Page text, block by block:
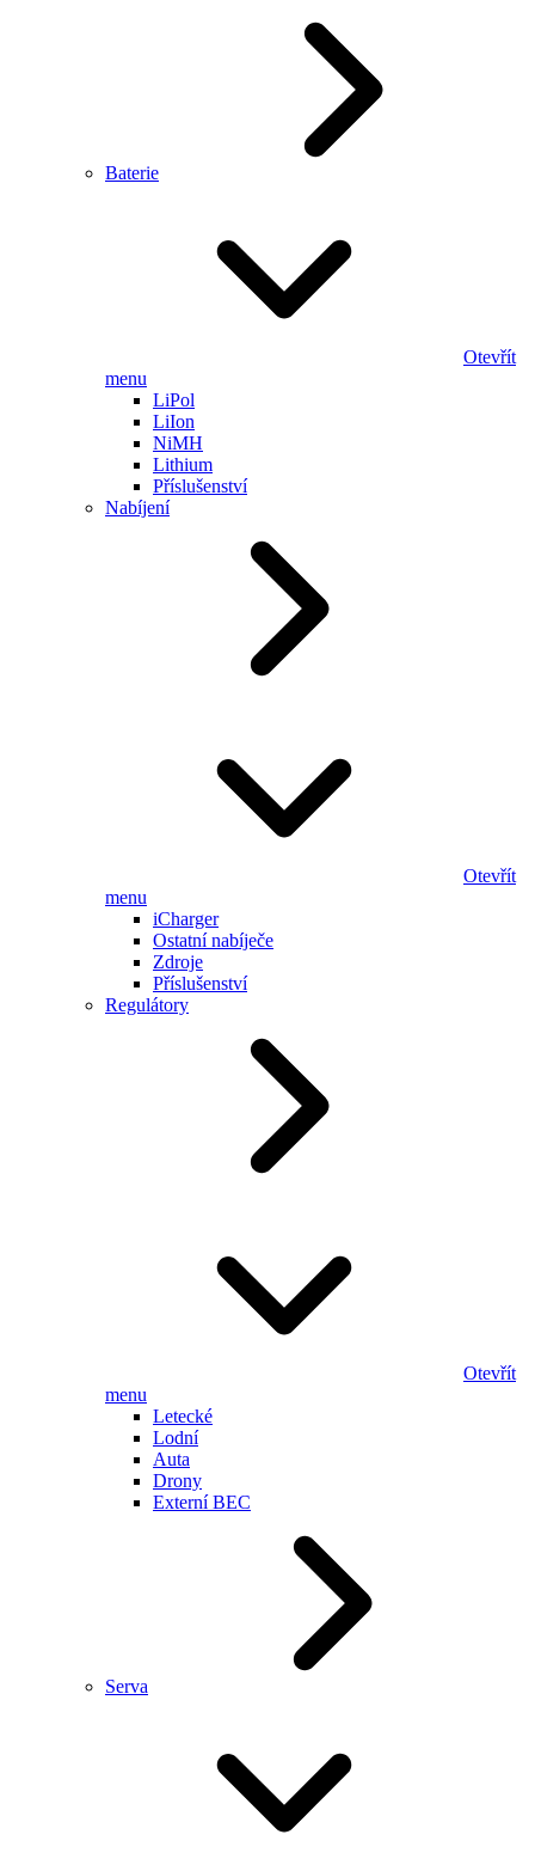
Baterie
Otevřít
menu
LiPol
LiIon
NiMH
Lithium
Příslušenství
Nabíjení
Otevřít
menu
iCharger
Ostatní nabíječe
Zdroje
Příslušenství
Regulátory
Otevřít
menu
Letecké
Lodní
Auta
Drony
Externí BEC
Serva